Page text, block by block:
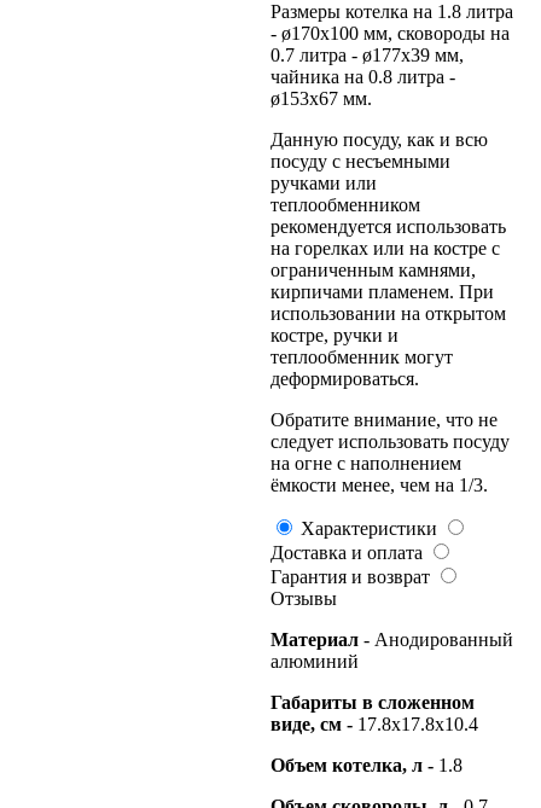
Размеры котелка на 1.8 литра
- ø170x100 мм, сковороды на
0.7 литра - ø177x39 мм,
чайника на 0.8 литра -
ø153x67 мм.
Данную посуду, как и всю
посуду с несъемными
ручками или
теплообменником
рекомендуется использовать
на горелках или на костре с
ограниченным камнями,
кирпичами пламенем. При
использовании на открытом
костре, ручки и
теплообменник могут
деформироваться.
Обратите внимание, что не
следует использовать посуду
на огне с наполнением
ёмкости менее, чем на 1/3.
Характеристики
Доставка и оплата
Гарантия и возврат
Отзывы
Материал - Анодированный
алюминий
Габариты в сложенном
виде, см - 17.8х17.8х10.4
Объем котелка, л - 1.8